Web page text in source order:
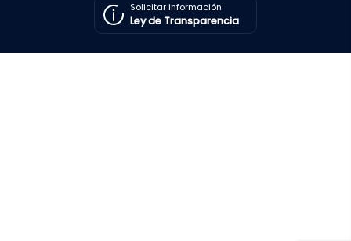
Solicitar información
Ley de Transparencia